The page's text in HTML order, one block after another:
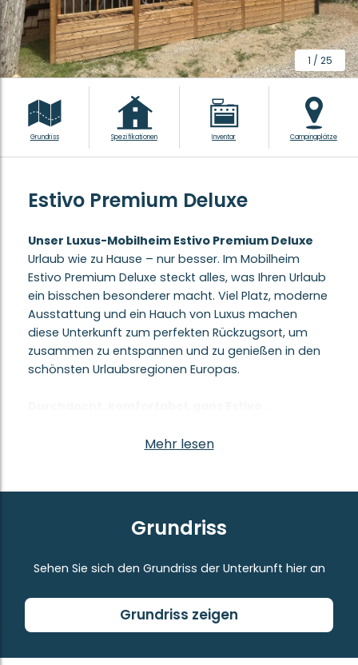
1 / 25
Grundriss Spezifikationen Inventar Campingplätze
Estivo Premium Deluxe
Unser Luxus-Mobilheim Estivo Premium Deluxe
Urlaub wie zu Hause – nur besser. Im Mobilheim
Estivo Premium Deluxe steckt alles, was Ihren Urlaub
ein bisschen besonderer macht. Viel Platz, moderne
Ausstattung und ein Hauch von Luxus machen
diese Unterkunft zum perfekten Rückzugsort, um
zusammen zu entspannen und zu genießen in den
schönsten Urlaubsregionen Europas.
nichts. Die Klimaanlage sorgt an heißen Tagen für
deutscher Sender und Netflix. Und dank des eigenen
privaten WLANs in jedem Mobilheim bleibt man
Morgens beginnt der Tag mit einem Kaffee aus der
Nespresso-Maschine. Die offene Küche ist richtig
Mehr lesen
Grundriss
Sehen Sie sich den Grundriss der Unterkunft hier an
Grundriss zeigen